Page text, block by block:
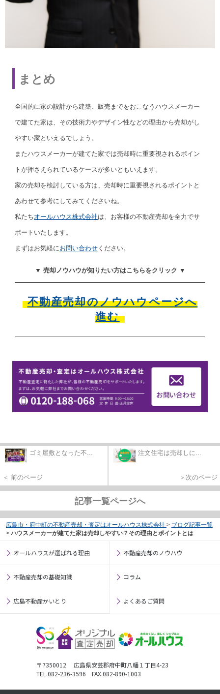
まとめ
全国的に家の設計から建築、販売までをおこなうハウスメーカー
で建てた家は、その技術力やデザイン性などの理由から売却がし
やすい家といえるでしょう。
またハウスメーカーが建てた家では売却時に重要視されるポイン
トが押さえられているケースが多いともいえます。
家の売却を検討している方は、売却時に重要視されるポイントと
あわせて参考にしてみてくださいね。
私たちオールハウス株式会社は、お客様の不動産売却を全力でサ
ポートいたします。
まずはお気軽に お問い合わせ ください。
▼ 売却ノウハウが知りたい方はこちらをクリック ▼
不動産売却のノウハウページへ
進む
ゴミ屋敷となった不...
＜ 前のページ
注文住宅は売却しに...
＞次のページ
記事一覧ページへ
広島市・府中町の不動産売却・査定はオールハウス株式会社 > ブログ記事一覧
> ハウスメーカーが建てた家は売却しやすい？その理由とポイントとは
オールハウスが選ばれる理由 不動産売却のノウハウ
不動産売却の基礎知識 コラム
広島不動産かいとり よくあるご質問
〒7350012 広島県安芸郡府中町八幡１丁目4-23
TEL.082-236-3596 FAX.082-890-1003